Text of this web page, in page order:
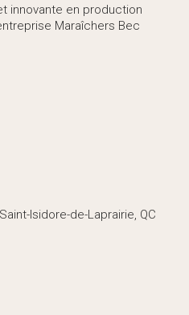
innovante en production
Maraîchers Bec
Isidore-de-Laprairie, QC